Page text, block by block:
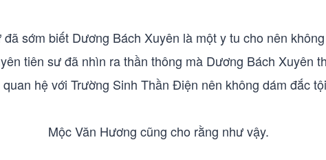
sớm biết Dương Bách Xuyên là một y tu cho nên
tiên sư đã nhìn ra thần thông mà Dương Bách Xuyên
quan hệ với Trường Sinh Thần Điện nên không dám đắc
Mộc Văn Hương cũng cho rằng như vậy.